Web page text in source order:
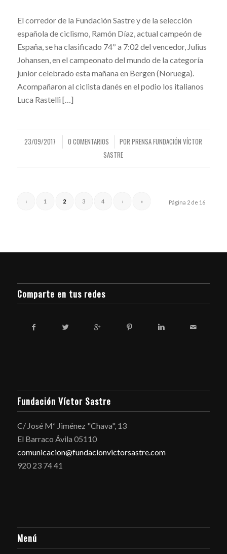
El corredor de la Fundación Sastre y de la selección
española de ciclismo, Ramón Díaz, actual campeón de
España, se ha clasificado 74º a 7:02 del vencedor, Julius
Johansen, en el campeonato del mundo de la categoría
junior celebrado esta mañana en Bergen (Noruega).
Acompañaron al ciclista danés en el podio los italianos
Luca Rastelli […]
23/09/2017
/ 0 COMENTARIOS
/ PORPRENSA FUNDACIÓN VÍCTOR
SASTRE
Página 2 de 16
‹ 1 2 3 4 › »
Comparte en tus redes
Fundación Víctor Sastre
C/ José Mª Jiménez "Chava", 13
El Barraco Ávila 05110
comunicacion@fundacionvictorsastre.com
920 23 74 41
Menú